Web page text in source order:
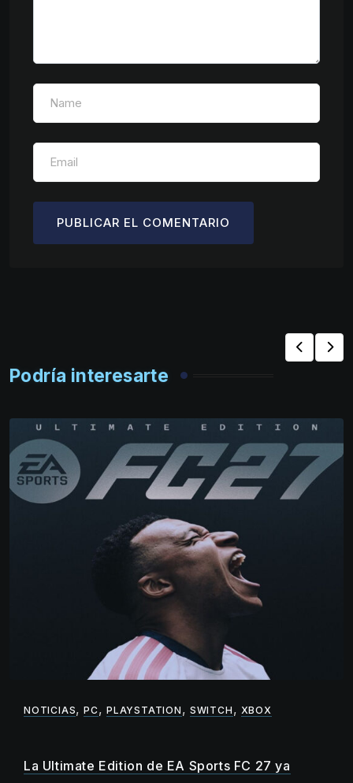
Podría interesarte
NOTICIAS,PC,PLAYSTATION , SWITCH , XBOX
La Ultimate Edition de EA Sports FC 27 ya